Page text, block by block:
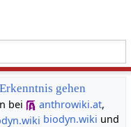
gehen
bei
anthrowiki.at,
biodyn.wiki und